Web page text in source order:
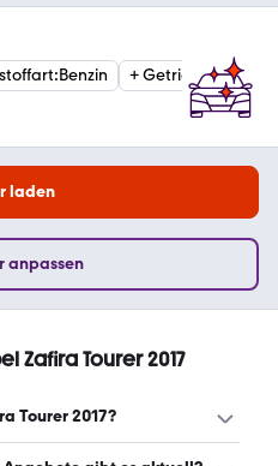
:Benzin +Getriebe:
laden
anpassen
Zafira Tourer 2017
Tourer 2017?